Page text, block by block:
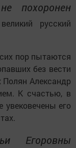
похоронен
русский
пор пытаются
без вести
Полян Александр
К счастью, в
увековечены его
Егоровны